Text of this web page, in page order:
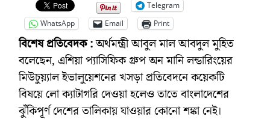
Telegram
WhatsApp
Email Print
বিশেষ প্রতিবেদক :অর্থমন্ত্রী আবুল মাল আবদুল মুহিত
বলেছেন, এশিয়া প্যাসিফিক গ্রুপ অন মানি লন্ডারিংয়ের
মিউচুয়্যাল ইভালুয়েশনের খসড়া প্রতিবেদনে কয়েকটি
বিষয়ে লো ক্যাটাগরি দেওয়া হলেও তাতে বাংলাদেশের
ঝুঁকিপূর্ণ দেশের তালিকায় যাওয়ার কোনো শঙ্কা নেই।